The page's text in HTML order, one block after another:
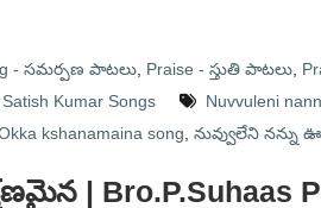
- సమర్పణ పాటలు Praise - స్తుతి పాటలు
Kumar Songs
Nuvvuleni
kshanamaina song నువ్వులేని నన్ను
| Bro.P.Suhaas